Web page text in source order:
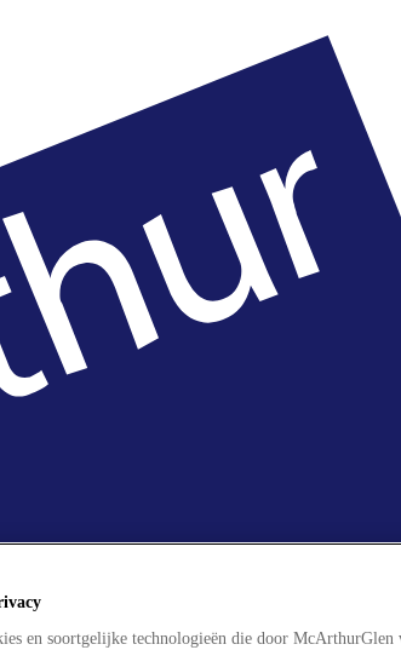
en soortgelijke technologieën die door McArthurGlen